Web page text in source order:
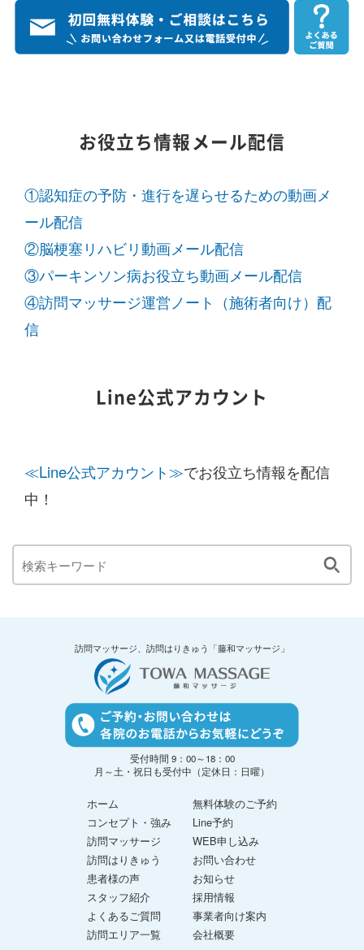
お役立ち情報メール配信
①認知症の予防・進行を遅らせるための動画メ
ール配信
②脳梗塞リハビリ動画メール配信
③パーキンソン病お役立ち動画メール配信
④訪問マッサージ運営ノート（施術者向け）配
信
Line公式アカウント
≪Line公式アカウント≫でお役立ち情報を配信
中！
訪問マッサージ、訪問はりきゅう「藤和マッサージ」
受付時間 9：00～18：00
月～土・祝日も受付中（定休日：日曜）
ホーム
コンセプト・強み
訪問マッサージ
訪問はりきゅう
患者様の声
スタッフ紹介
よくあるご質問
訪問エリア一覧
無料体験のご予約
Line予約
WEB申し込み
お問い合わせ
お知らせ
採用情報
事業者向け案内
会社概要